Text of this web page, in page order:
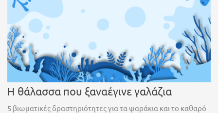
Η θάλασσα που ξαναέγινε γαλάζια
5 βιωματικές δραστηριότητες για τα ψαράκια και το καθαρό